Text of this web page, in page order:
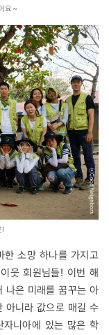
요~
!
소망 하나를 가지고
웃 회원님들! 이번 해
나은 미래를 꿈꾸는 아
아니라 값으로 매길 수
니아에 있는 많은 학